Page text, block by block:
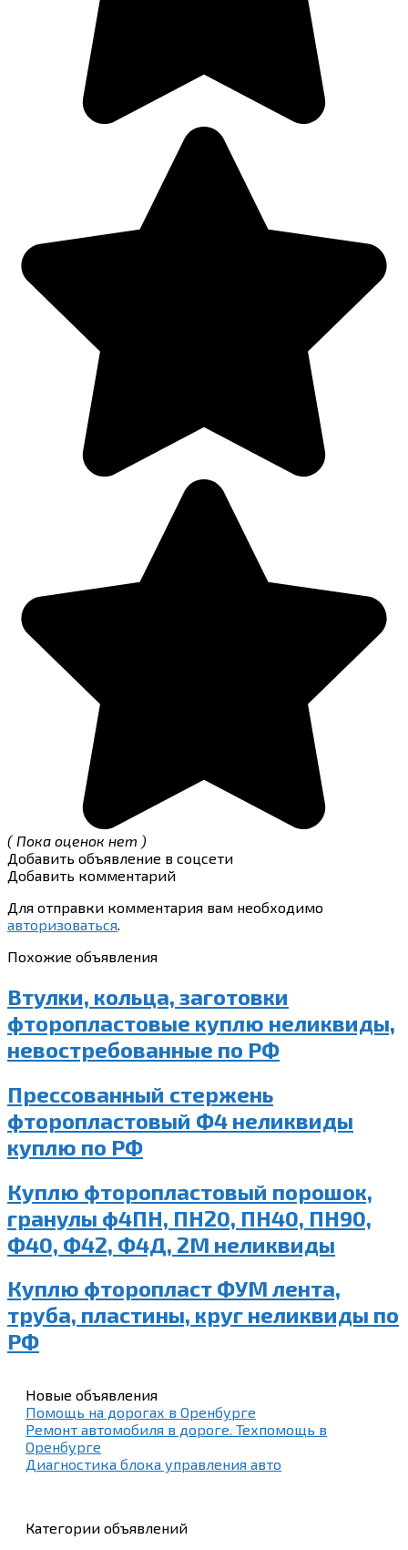
( Пока оценок нет )
Добавить объявление в соцсети
Добавить комментарий
Для отправки комментария вам необходимо
авторизоваться.
Похожие объявления
Втулки, кольца, заготовки
фторопластовые куплю неликвиды,
невостребованные по РФ
Прессованный стержень
фторопластовый Ф4 неликвиды
куплю по РФ
Куплю фторопластовый порошок,
гранулы ф4ПН, ПН20, ПН40, ПН90,
Ф40, Ф42, Ф4Д, 2М неликвиды
Куплю фторопласт ФУМ лента,
труба, пластины, круг неликвиды по
РФ
Новые объявления
Помощь на дорогах в Оренбурге
Ремонт автомобиля в дороге. Техпомощь в
Оренбурге
Диагностика блока управления авто
Категории объявлений